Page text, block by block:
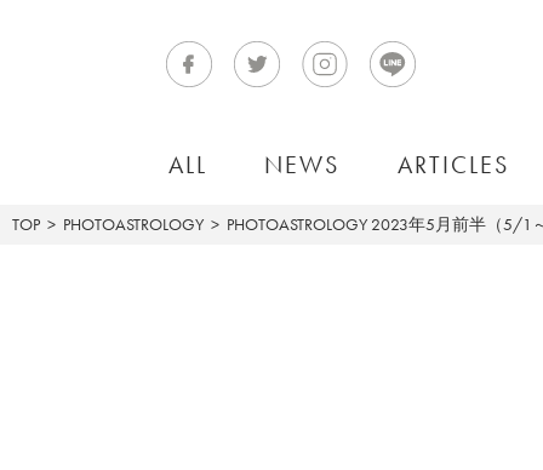
ALL NEWS ARTICLES
TOP PHOTOASTROLOGY PHOTOASTROLOGY 2023年5月前半（5/1